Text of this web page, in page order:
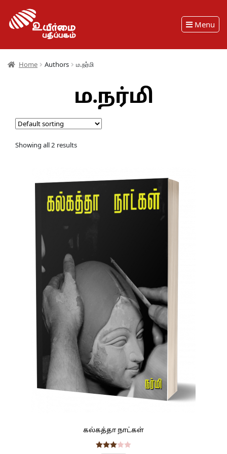
Menu
Home Authors ம.நர்மி
ம.நர்மி
Showing all 2 results
கல்கத்தா நாட்கள்